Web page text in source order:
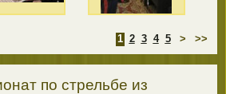
1 2 3 4 5 > >>
по стрельбе из